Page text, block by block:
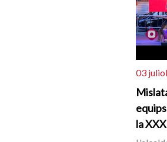
03
la